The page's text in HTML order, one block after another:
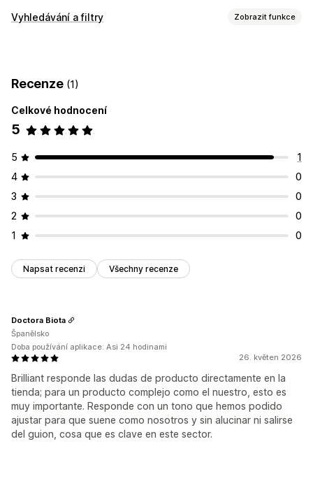
Posílání zpráv v reálném čase
Nejčastější dotazy
Přizpůsobení
Vyhledávání a filtry Zobrazit funkce
Vyhledávání pomocí AI
Skupiny synonym
Návrhy vyhledávání
Doporučené produkty
Vyloučení výsledků
Přizpůsobení zobrazení
Responzivní design pro mobilní zařízení
Zobrazení filtru Vlastní filtry Stránka výsledků hledání
Řazení
Analytika
Recenze (1)
Celkové hodnocení
5
5
1
4
0
3
0
2
0
1
0
Napsat recenzi Všechny recenze
26. květen 2026
Brilliant responde las dudas de producto directamente en la
tienda; para un producto complejo como el nuestro, esto es
muy importante. Responde con un tono que hemos podido
ajustar para que suene como nosotros y sin alucinar ni salirse
del guion, cosa que es clave en este sector.
Doctora Biota
Španělsko
Doba používání aplikace: Asi 24 hodinami